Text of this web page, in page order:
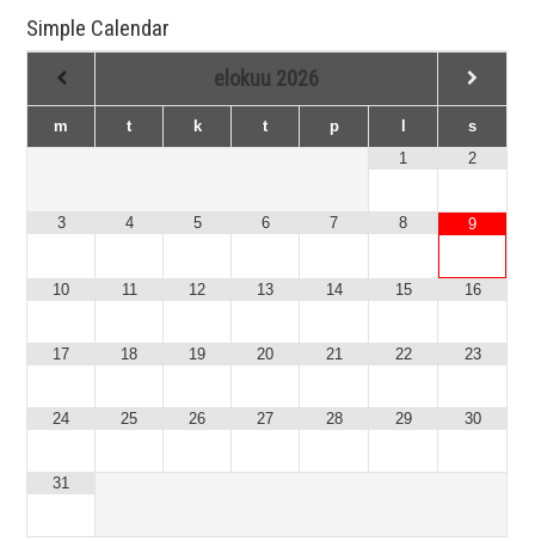
Simple Calendar
elokuu 2026
m t k t p
s
1
2
3 4 5 6 7 8 9
10 11 12 13 14 15 16
17 18 19 20 21 22 23
24 25 26 27 28 29 30
31